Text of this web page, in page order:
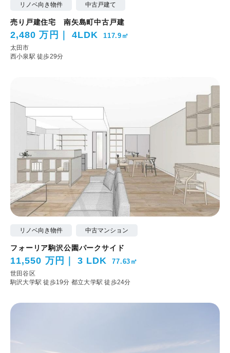
リノベ向き物件 中古戸建て
売り戸建住宅 南矢島町中古戸建
2,480 万円 4LDK 117.9㎡
太田市
西小泉駅 徒歩29分
リノベ向き物件 中古マンション
フォーリア駒沢公園パークサイド
11,550 万円 3 LDK 77.63㎡
世田谷区
駒沢大学駅 徒歩19分 都立大学駅 徒歩24分